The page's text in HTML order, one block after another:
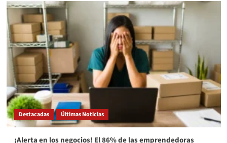
Destacadas Últimas Noticias
¡Alerta en los negocios! El 86% de las emprendedoras